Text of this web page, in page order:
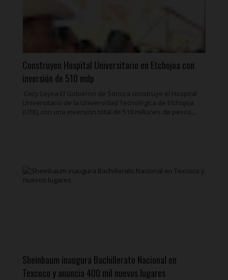
Construyen Hospital Universitario en Etchojoa con
inversión de 510 mdp
Cecy Leyva El Gobierno de Sonora construye el Hospital
Universitario de la Universidad Tecnológica de Etchojoa
(UTE), con una inversión total de 510 millones de pesos,...
Sheinbaum inaugura Bachillerato Nacional en
Texcoco y anuncia 400 mil nuevos lugares